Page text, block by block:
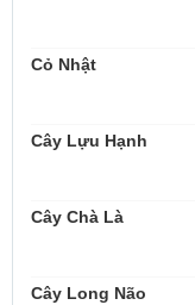
Cỏ Nhật
Cây Lựu Hạnh
Cây Chà Là
Cây Long Não